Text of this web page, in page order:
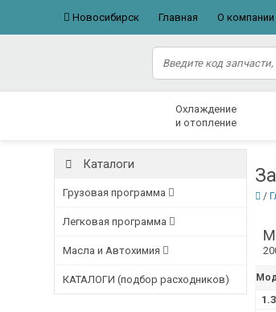
Новосибирск Главная О компании
Охлаждение
и отопление
Каталоги
Грузовая программа
Легковая программа
Масла и Автохимия
КАТАЛОГИ (подбор расходников)
/
1.3